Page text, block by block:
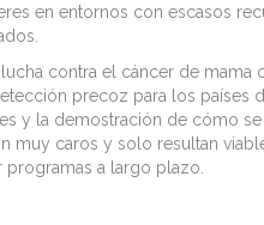
en entornos con escasos
contra el cáncer de
precoz para los países
y la demostración de cómo se
muy caros y solo resultan
programas a largo plazo.